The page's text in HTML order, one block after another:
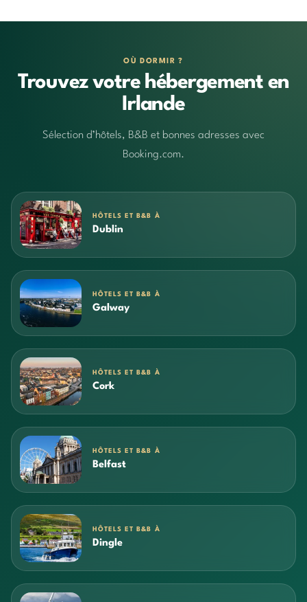
OÙ DORMIR ?
Trouvez votre hébergement en
Irlande
Sélection d’hôtels, B&B et bonnes adresses avec
Booking.com.
HÔTELS ET B&B À
Dublin
HÔTELS ET B&B À
Galway
HÔTELS ET B&B À
Cork
HÔTELS ET B&B À
Belfast
HÔTELS ET B&B À
Dingle